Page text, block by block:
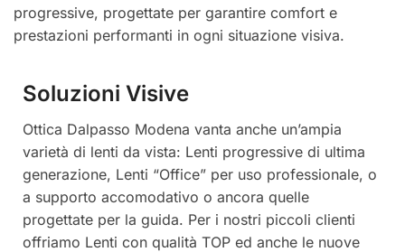
progressive, progettate per garantire comfort e
prestazioni performanti in ogni situazione visiva.
Soluzioni Visive
Ottica Dalpasso Modena vanta anche un’ampia
varietà di lenti da vista: Lenti progressive di ultima
generazione, Lenti “Office” per uso professionale, o
a supporto accomodativo o ancora quelle
progettate per la guida. Per i nostri piccoli clienti
offriamo Lenti con qualità TOP ed anche le nuove